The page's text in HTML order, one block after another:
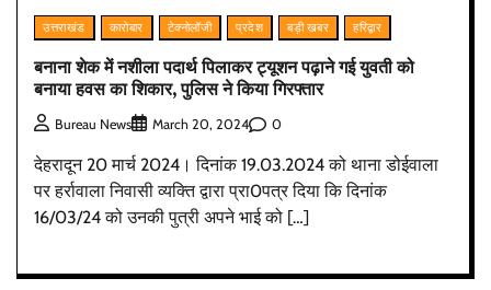
उत्तराखंड कारोबार टेक्नोलॉजी प्रदेश बड़ी खबर हरिद्वार
बनाना शेक में नशीला पदार्थ पिलाकर ट्यूशन पढ़ाने गई युवती को
बनाया हवस का शिकार, पुलिस ने किया गिरफ्तार
Bureau News March 20, 2024 0
देहरादून 20 मार्च 2024। दिनांक 19.03.2024 को थाना डोईवाला
पर हर्रावाला निवासी व्यक्ति द्वारा प्रा0पत्र दिया कि दिनांक
16/03/24 को उनकी पुत्री अपने भाई को […]